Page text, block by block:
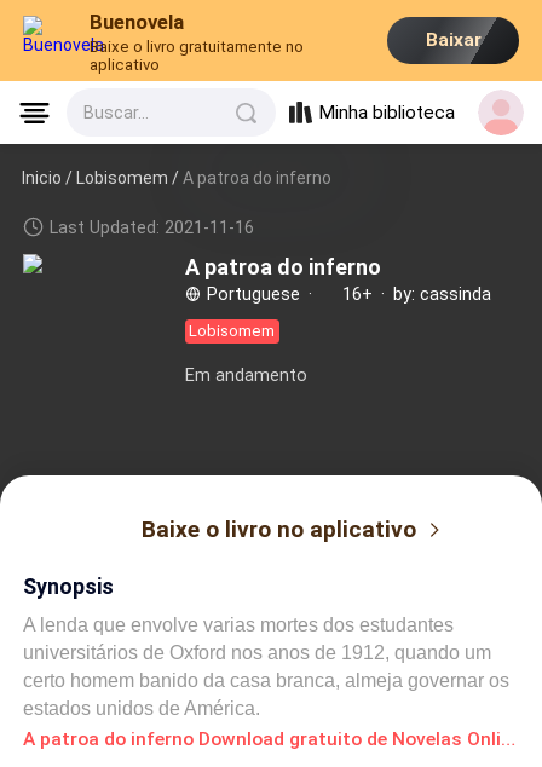
Buenovela
Baixe o livro gratuitamente no
aplicativo
Baixar
Buscar... Minha biblioteca
Inicio /Lobisomem /A patroa do inferno
Last Updated: 2021-11-16
A patroa do inferno
Portuguese · 16+ · by: cassinda
Lobisomem
Em andamento
Baixe o livro no aplicativo
Synopsis
A lenda que envolve varias mortes dos estudantes
universitários de Oxford nos anos de 1912, quando um
certo homem banido da casa branca, almeja governar os
estados unidos de América.
A patroa do inferno Download gratuito de Novelas Online em PDF